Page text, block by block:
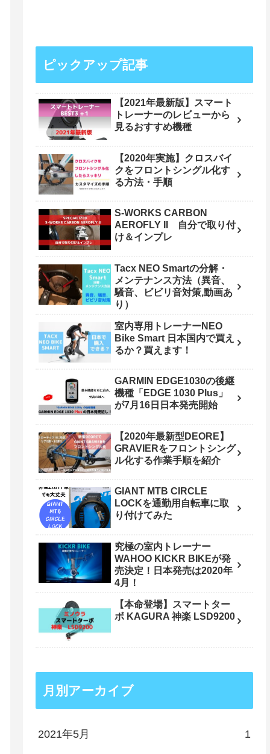
ピックアップ記事
【2021年最新版】スマート
トレーナーのレビューから
見るおすすめ機種
【2020年実施】クロスバイ
クをフロントシングル化す
る方法・手順
S-WORKS CARBON
AEROFLY II 自分で取り付
け＆インプレ
Tacx NEO Smartの分解・
メンテナンス方法（異音、
騒音、ビビリ音対策,動画あ
り）
室内専用トレーナーNEO
Bike Smart 日本国内で買え
るか？買えます！
GARMIN EDGE1030の後継
機種「EDGE 1030 Plus」
が7月16日日本発売開始
【2020年最新型DEORE】
GRAVIERをフロントシング
ル化する作業手順を紹介
GIANT MTB CIRCLE
LOCKを通勤用自転車に取
り付けてみた
究極の室内トレーナー
WAHOO KICKR BIKEが発
売決定！日本発売は2020年
4月！
【本命登場】スマートター
ボ KAGURA 神楽 LSD9200
月別アーカイブ
2021年5月 1